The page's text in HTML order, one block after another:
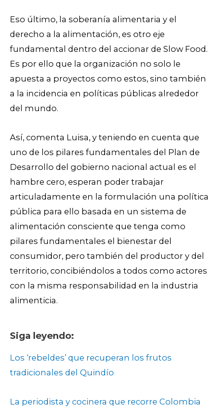
Eso último, la soberanía alimentaria y el
derecho a la alimentación, es otro eje
fundamental dentro del accionar de Slow Food.
Es por ello que la organización no solo le
apuesta a proyectos como estos, sino también
a la incidencia en políticas públicas alrededor
del mundo.
Así, comenta Luisa, y teniendo en cuenta que
uno de los pilares fundamentales del Plan de
Desarrollo del gobierno nacional actual es el
hambre cero, esperan poder trabajar
articuladamente en la formulación una política
pública para ello basada en un sistema de
alimentación consciente que tenga como
pilares fundamentales el bienestar del
consumidor, pero también del productor y del
territorio, concibiéndolos a todos como actores
con la misma responsabilidad en la industria
alimenticia.
Siga leyendo:
Los ‘rebeldes’ que recuperan los frutos
tradicionales del Quindío
La periodista y cocinera que recorre Colombia